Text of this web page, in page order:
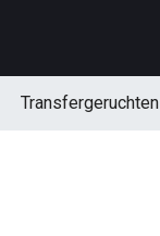
Transfergeruchten